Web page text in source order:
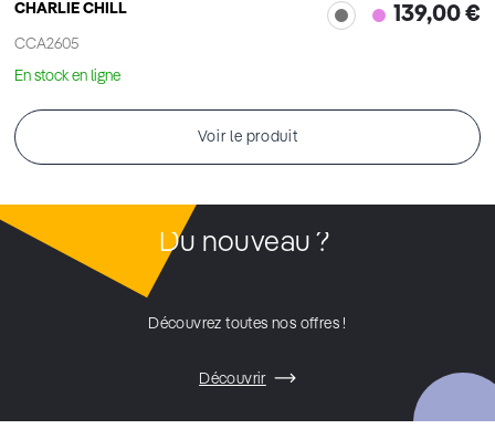
CHARLIE CHILL
CCA2605
139,00 €
En stock en ligne
Voir le produit
Du nouveau ?
Découvrez toutes nos offres !
Découvrir